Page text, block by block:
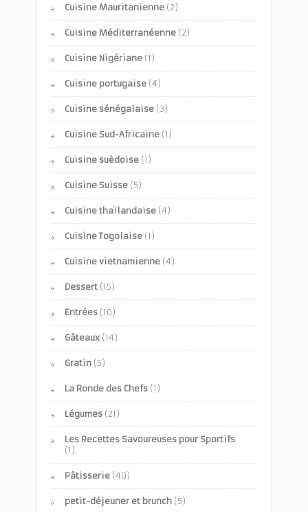
Cuisine Mauritanienne (2)
Cuisine Méditerranéenne (2)
Cuisine Nigériane (1)
Cuisine portugaise (4)
Cuisine sénégalaise (3)
Cuisine Sud-Africaine (1)
Cuisine suèdoise (1)
Cuisine Suisse (5)
Cuisine thaïlandaise (4)
Cuisine Togolaise (1)
Cuisine vietnamienne (4)
Dessert (15)
Entrées (10)
Gâteaux (14)
Gratin (5)
La Ronde des Chefs (1)
Légumes (21)
Les Recettes Savoureuses pour Sportifs
(1)
Pâtisserie (40)
petit-déjeuner et brunch (5)